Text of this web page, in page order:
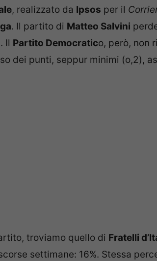
, realizzato da Ipsos per il
. Il partito di Matteo Salvini
Il Partito Democratico, però, non
dei punti, seppur minimi (o,2),
troviamo quello di Fratelli
settimane: 16%. Stessa